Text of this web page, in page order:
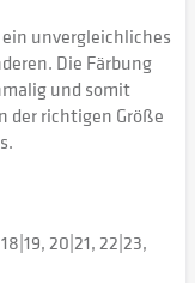
unvergleichliches
Die Färbung
und somit
der richtigen Größe
20|21, 22|23,